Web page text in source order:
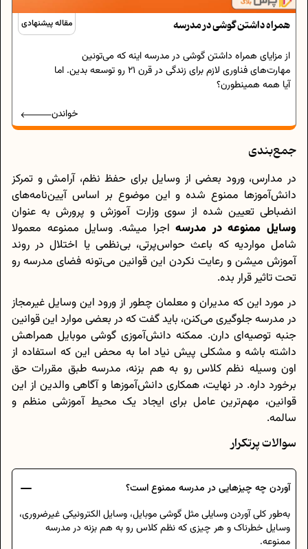
مقاله پیشنهادی همراه داشتن گوشی در مدرسه
از مزایای همراه داشتن گوشی در مدرسه اینه که می‌تونین
مهارت‌های فناوری لازم برای زندگی در قرن 21 رو توسعه بدین. اما
آیا همه همینطورن؟
خواندن
جمع‌بندی
در مدارس، ورود بعضی از وسایل برای حفظ نظم، آرامش و تمرکز
دانش‌آموزها ممنوع شده و این موضوع بر اساس آیین‌نامه‌های
انضباطی تعیین‌ شده از سوی وزارت آموزش‌ و پرورش به عنوان
وسایل ممنوعه در مدرسهاجرا میشه. وسایل ممنوعه معمولا
شامل مواردیه که باعث حواس‌پرتی، بی‌نظمی یا اختلال در روند
آموزش میشن و رعایت نکردن این قوانین می‌تونه فضای مدرسه رو
تحت تاثیر قرار بده.
در مورد این‌ که مدیران و معلمان چطور از ورود این وسایل غیرمجاز
در مدرسه جلوگیری می‌کنن، باید گفت که در بعضی موارد این قوانین
جنبه توصیه‌ای دارن. ممکنه دانش‌آموزی گوشی موبایل همراهش
داشته باشه و مشکلی پیش نیاد اما به محض این‌ که استفاده از
اون وسیله نظم کلاس رو به هم بزنه، مدرسه طبق مقررات حق
برخورد داره. در نهایت، همکاری دانش‌آموزها و آگاهی والدین از این
قوانین، مهم‌ترین عامل برای ایجاد یک محیط آموزشی منظم و
سالمه.
سوالات پرتکرار
آوردن چه چیزهایی در مدرسه ممنوع است؟
به‌طور کلی آوردن وسایلی مثل گوشی موبایل، وسایل الکترونیکی غیرضروری،
وسایل خطرناک و هر چیزی که نظم کلاس رو به هم بزنه در مدرسه
ممنوعه.